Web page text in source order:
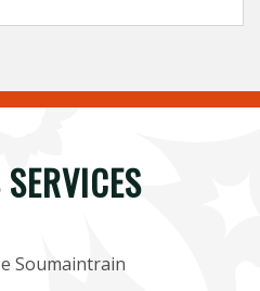
Soumaintrain